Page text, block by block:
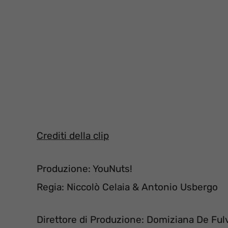
Crediti della clip
Produzione: YouNuts!
Regia: Niccolò Celaia & Antonio Usbergo
Direttore di Produzione: Domiziana De